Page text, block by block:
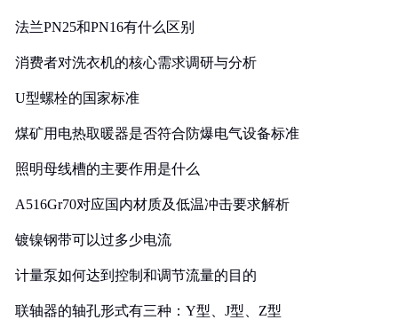
法兰PN25和PN16有什么区别
消费者对洗衣机的核心需求调研与分析
U型螺栓的国家标准
煤矿用电热取暖器是否符合防爆电气设备标准
照明母线槽的主要作用是什么
A516Gr70对应国内材质及低温冲击要求解析
镀镍钢带可以过多少电流
计量泵如何达到控制和调节流量的目的
联轴器的轴孔形式有三种：Y型、J型、Z型